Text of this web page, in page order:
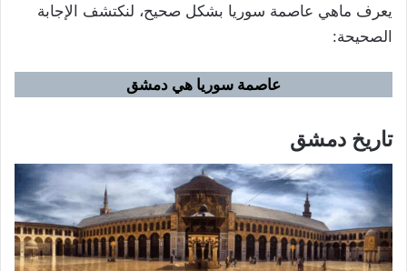
يعرف ماهي عاصمة سوريا بشكل صحيح، لنكتشف الإجابة
الصحيحة:
عاصمة سوريا هي دمشق
تاريخ دمشق